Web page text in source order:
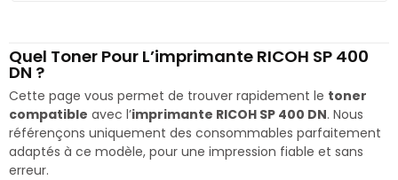
Quel Toner Pour L’imprimante RICOH SP 400
DN ?
Cette page vous permet de trouver rapidement le toner
compatible avec l’imprimante RICOH SP 400 DN. Nous
référençons uniquement des consommables parfaitement
adaptés à ce modèle, pour une impression fiable et sans
erreur.